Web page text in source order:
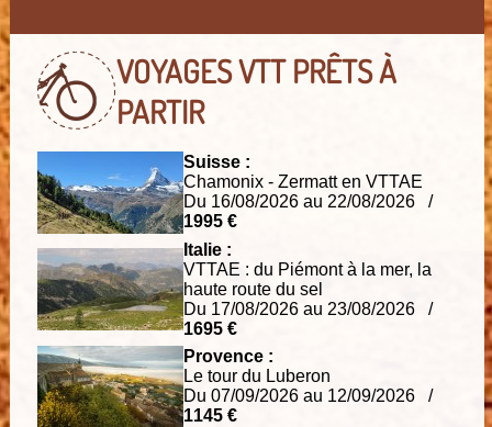
VOYAGES VTTPRÊTS À
PARTIR
Suisse :
Chamonix - Zermatt en VTTAE
Du 16/08/2026 au 22/08/2026 /
1995 €
Italie :
VTTAE : du Piémont à la mer, la
haute route du sel
Du 17/08/2026 au 23/08/2026 /
1695 €
Provence :
Le tour du Luberon
Du 07/09/2026 au 12/09/2026 /
1145 €